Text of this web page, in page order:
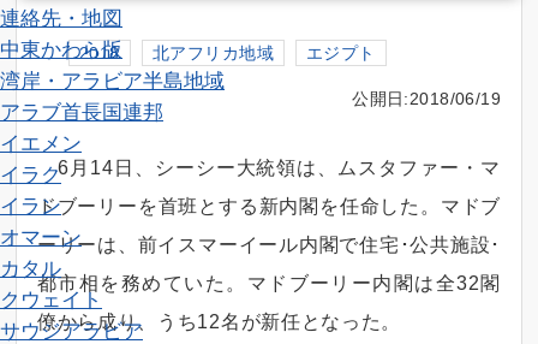
連絡先・地図
中東かわら版
湾岸・アラビア半島地域
アラブ首長国連邦
イエメン
イラク
イラン
オマーン
カタル
クウェイト
サウジアラビア
2018 北アフリカ地域 エジプト
公開日:2018/06/19
6月14日、シーシー大統領は、ムスタファー・マ
ドブーリーを首班とする新内閣を任命した。マドブ
ーリーは、前イスマーイール内閣で住宅･公共施設･
都市相を務めていた。マドブーリー内閣は全32閣
僚から成り、うち12名が新任となった。